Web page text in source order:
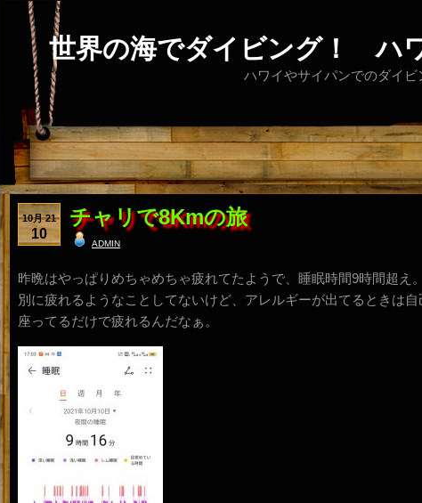
世界の海でダイビング！ ハ
ハワイやサイパンでのダイ
10月 21
10
チャリで8Kmの旅
admin
昨晩はやっぱりめちゃめちゃ疲れてたようで、睡眠時間9時間超え。
別に疲れるようなことしてないけど、アレルギーが出てるときは自
座ってるだけで疲れるんだなぁ。